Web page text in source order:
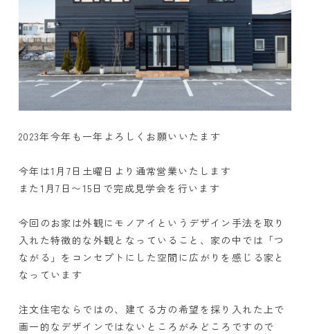
2023年今年も一年よろしくお願いいたます
今年は1月7日土曜日より通常営業いたします
また1月7日〜15日で完成見学会を行います
今回のお家は外観にモノアイというデザイン手法を取り
入れた特徴的な外観となっていること、家の中では「つ
ながる」をコンセプトにした空間に広がりを感じる家と
なっています
注文住宅ならではの、建てる方の希望を採り入れた上で
画一的なデザインではないところがみどころですので